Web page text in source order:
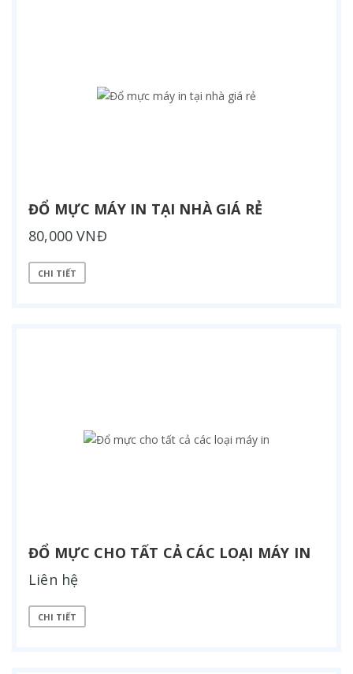
ĐỔ MỰC MÁY IN TẠI NHÀ GIÁ RẺ
80,000 VNĐ
CHI TIẾT
ĐỔ MỰC CHO TẤT CẢ CÁC LOẠI MÁY IN
Liên hệ
CHI TIẾT